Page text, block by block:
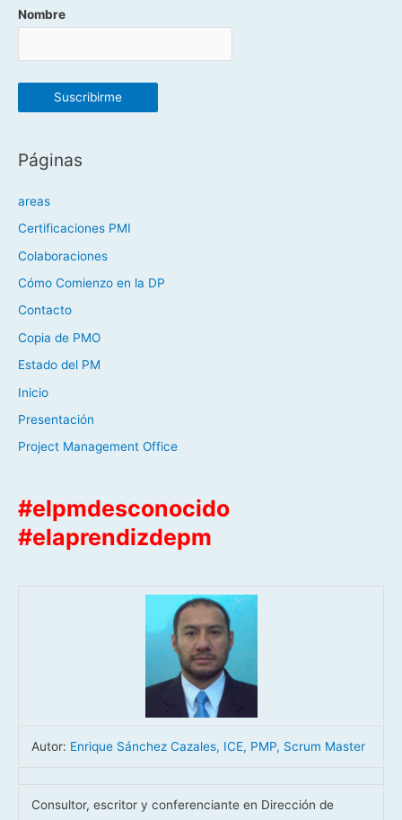
Nombre
Páginas
areas
Certificaciones PMI
Colaboraciones
Cómo Comienzo en la DP
Contacto
Copia de PMO
Estado del PM
Inicio
Presentación
Project Management Office
#elpmdesconocido
#elaprendizdepm
Autor: Enrique Sánchez Cazales, ICE, PMP, Scrum Master
Consultor, escritor y conferenciante en Dirección de